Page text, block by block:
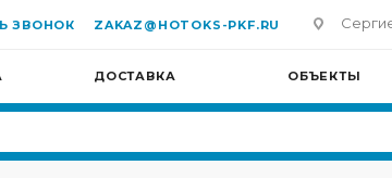
ЗВОНОК ZAKAZ@HOTOKS-PKF.RU
ДОСТАВКА ОБЪЕКТЫ